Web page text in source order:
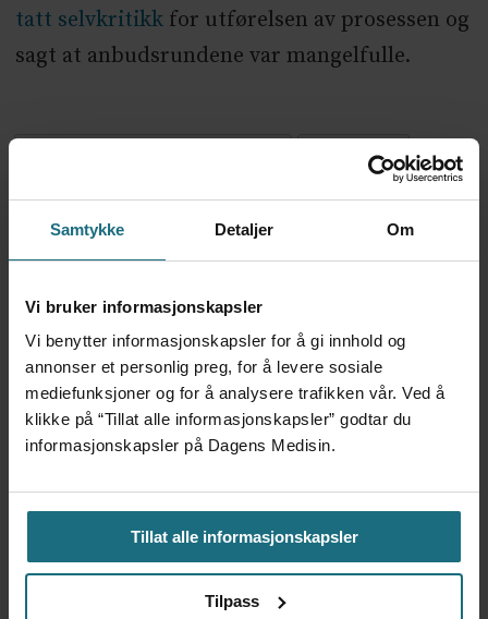
Samtykke Detaljer Om
Vi bruker informasjonskapsler
Vi benytter informasjonskapsler for å gi innhold og
annonser et personlig preg, for å levere sosiale
mediefunksjoner og for å analysere trafikken vår. Ved å
klikke på “Tillat alle informasjonskapsler” godtar du
informasjonskapsler på Dagens Medisin.
Tillat alle informasjonskapsler
Tilpass
tatt selvkritikkfor utførelsen av prosessen og
sagt at anbudsrundene var mangelfulle.
NYHETER
Mest lest siste syv dager:
Vi trenger en grunnlov for
psykisk helsehjelp
3 dager siden
Flytter oppgaver og
helsepersonell: – Det er
helt magisk å være
forvakt nå
3 dager siden